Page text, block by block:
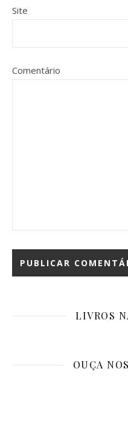
Site
Comentário
LIVROS
OUÇA